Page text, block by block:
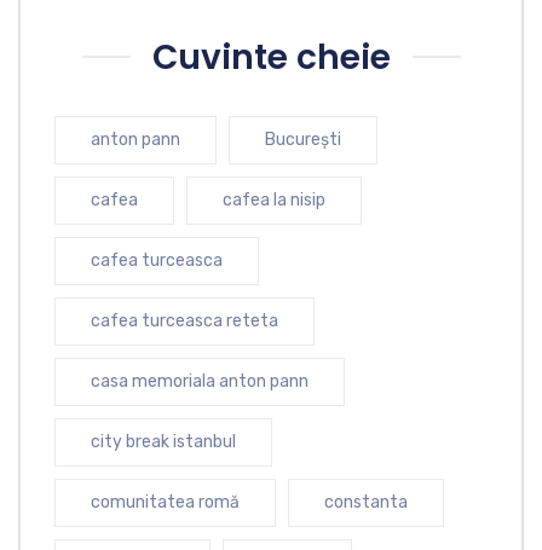
Cuvinte cheie
anton pann București
cafea cafea la nisip
cafea turceasca
cafea turceasca reteta
casa memoriala anton pann
city break istanbul
comunitatea romă constanta